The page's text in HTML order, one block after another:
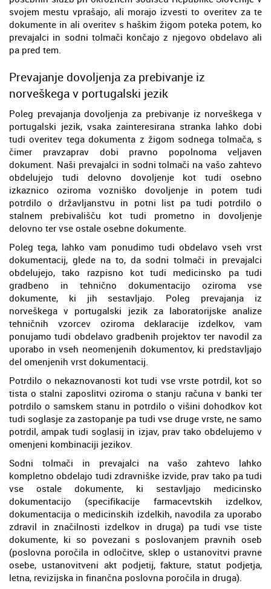
svojem mestu vprašajo, ali morajo izvesti to overitev za te
dokumente in ali overitev s haškim žigom poteka potem, ko
prevajalci in sodni tolmači končajo z njegovo obdelavo ali
pa pred tem.
Prevajanje dovoljenja za prebivanje iz
norveškega v portugalski jezik
Poleg prevajanja dovoljenja za prebivanje iz norveškega v
portugalski jezik, vsaka zainteresirana stranka lahko dobi
tudi overitev tega dokumenta z žigom sodnega tolmača, s
čimer pravzaprav dobi pravno popolnoma veljaven
dokument. Naši prevajalci in sodni tolmači na vašo zahtevo
obdelujejo tudi delovno dovoljenje kot tudi osebno
izkaznico oziroma vozniško dovoljenje in potem tudi
potrdilo o državljanstvu in potni list pa tudi potrdilo o
stalnem prebivališču kot tudi prometno in dovoljenje
delovno ter vse ostale osebne dokumente.
Poleg tega, lahko vam ponudimo tudi obdelavo vseh vrst
dokumentacij, glede na to, da sodni tolmači in prevajalci
obdelujejo, tako razpisno kot tudi medicinsko pa tudi
gradbeno in tehnično dokumentacijo oziroma vse
dokumente, ki jih sestavljajo. Poleg prevajanja iz
norveškega v portugalski jezik za laboratorijske analize
tehničnih vzorcev oziroma deklaracije izdelkov, vam
ponujamo tudi obdelavo gradbenih projektov ter navodil za
uporabo in vseh neomenjenih dokumentov, ki predstavljajo
del omenjenih vrst dokumentacij.
Potrdilo o nekaznovanosti kot tudi vse vrste potrdil, kot so
tista o stalni zaposlitvi oziroma o stanju računa v banki ter
potrdilo o samskem stanu in potrdilo o višini dohodkov kot
tudi soglasje za zastopanje pa tudi vse druge vrste, ne samo
potrdil, ampak tudi soglasij in izjav, prav tako obdelujemo v
omenjeni kombinaciji jezikov.
Sodni tolmači in prevajalci na vašo zahtevo lahko
kompletno obdelajo tudi zdravniške izvide, prav tako pa tudi
vse ostale dokumente, ki sestavljajo medicinsko
dokumentacijo (specifikacije farmacevtskih izdelkov,
dokumentacija o medicinskih izdelkih, navodila za uporabo
zdravil in značilnosti izdelkov in druga) pa tudi vse tiste
dokumente, ki so povezani s poslovanjem pravnih oseb
(poslovna poročila in odločitve, sklep o ustanovitvi pravne
osebe, ustanovitveni akt podjetij, fakture, statut podjetja,
letna, revizijska in finančna poslovna poročila in druga).